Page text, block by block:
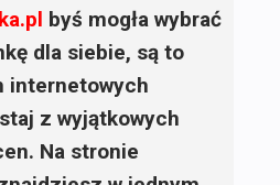
byś mogła wybrać
dla siebie, są to
internetowych
z wyjątkowych
Na stronie